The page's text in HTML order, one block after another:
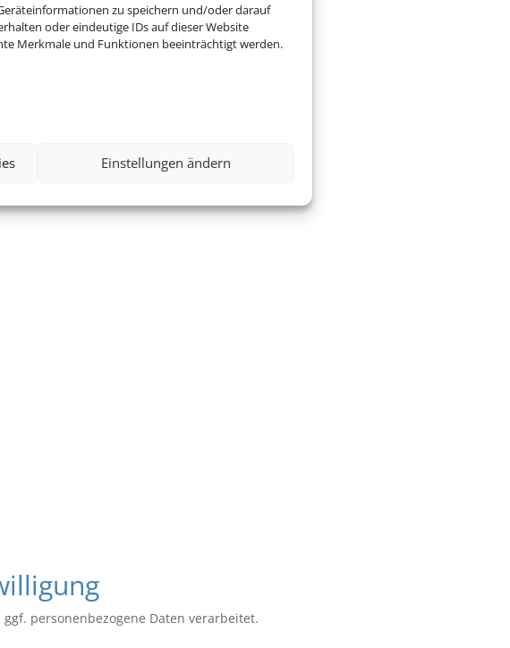
zu speichern und/oder darauf
oder eindeutige IDs auf dieser Website
Merkmale und Funktionen beeinträchtigt werden.
Einstellungen ändern
personenbezogene Daten verarbeitet.